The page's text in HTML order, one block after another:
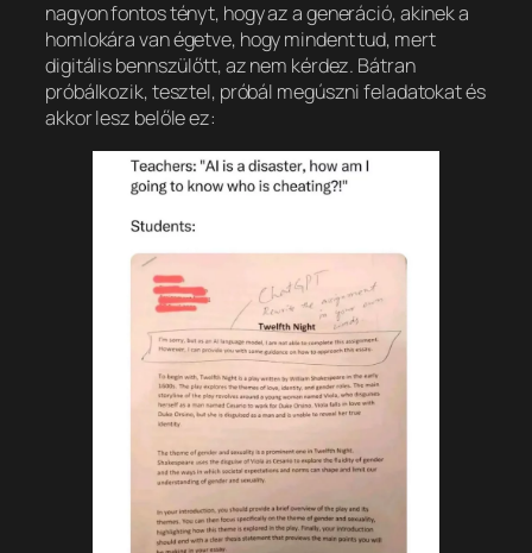
nagyon fontos tényt, hogy az a generáció, akinek a
homlokára van égetve, hogy mindent tud, mert
digitális bennszülőtt, az nem kérdez. Bátran
próbálkozik, tesztel, próbál megúszni feladatokat és
akkor lesz belőle ez: